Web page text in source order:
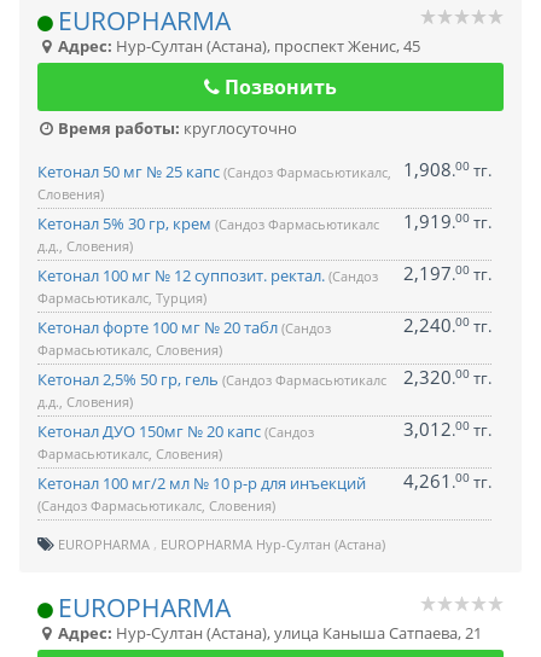
EUROPHARMA
Адрес: Нур-Султан (Астана), проспект Женис, 45
Позвонить
Время работы: круглосуточно
Кетонал 50 мг № 25 капс (Сандоз Фармасьютикалс,
Словения)
1,908.00 тг.
Кетонал 5% 30 гр, крем (Сандоз Фармасьютикалс
д.д., Словения)
1,919.00 тг.
Кетонал 100 мг № 12 суппозит. ректал. (Сандоз
Фармасьютикалс, Турция)
2,197.00 тг.
Кетонал форте 100 мг № 20 табл (Сандоз
Фармасьютикалс, Словения)
2,240.00 тг.
Кетонал 2,5% 50 гр, гель (Сандоз Фармасьютикалс
д.д., Словения)
2,320.00 тг.
Кетонал ДУО 150мг № 20 капс (Сандоз
Фармасьютикалс, Словения)
3,012.00 тг.
Кетонал 100 мг/2 мл № 10 р-р для инъекций
(Сандоз Фармасьютикалс, Словения)
4,261 .00 тг.
EUROPHARMA EUROPHARMA Нур-Султан (Астана)
EUROPHARMA
Адрес: Нур-Султан (Астана),улица Каныша Сатпаева, 21